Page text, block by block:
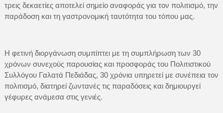
τρεις δεκαετίες αποτελεί σημείο αναφοράς για τον πολιτισμό, την
παράδοση και τη γαστρονομική ταυτότητα του τόπου μας.
Η φετινή διοργάνωση συμπίπτει με τη συμπλήρωση των 30
χρόνων συνεχούς παρουσίας και προσφοράς του Πολιτιστικού
Συλλόγου Γαλατά Πεδιάδας, 30 χρόνια υπηρετεί με συνέπεια τον
πολιτισμό, διατηρεί ζωντανές τις παραδόσεις και δημιουργεί
γέφυρες ανάμεσα στις γενιές.